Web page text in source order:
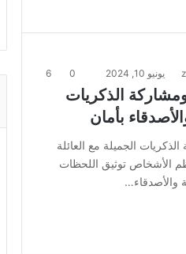
يونيو 10, 2024 0
6
الذكريات
بأمان
الجميلة مع العائلة
الأشخاص توثيق اللحظات
والأصدقاء…